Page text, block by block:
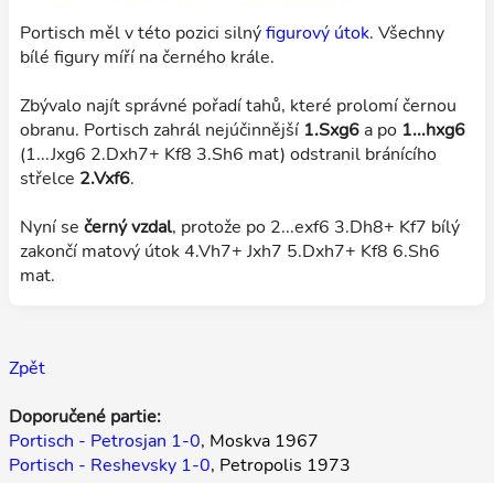
Portisch měl v této pozici silnýfigurový útok. Všechny
bílé figury míří na černého krále.
Zbývalo najít správné pořadí tahů, které prolomí černou
obranu. Portisch zahrál nejúčinnější 1.Sxg6a po 1...hxg6
(1...Jxg6 2.Dxh7+ Kf8 3.Sh6 mat) odstranil bránícího
střelce 2.Vxf6.
Nyní se černý vzdal, protože po 2...exf6 3.Dh8+ Kf7 bílý
zakončí matový útok 4.Vh7+ Jxh7 5.Dxh7+ Kf8 6.Sh6
mat.
Zpět
Doporučené partie:
Portisch - Petrosjan 1-0, Moskva 1967
Portisch - Reshevsky 1-0, Petropolis 1973